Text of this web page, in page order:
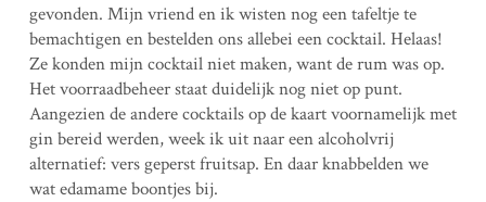
gevonden. Mijn vriend en ik wisten nog een tafeltje te
bemachtigen en bestelden ons allebei een cocktail. Helaas!
Ze konden mijn cocktail niet maken, want de rum was op.
Het voorraadbeheer staat duidelijk nog niet op punt.
Aangezien de andere cocktails op de kaart voornamelijk met
gin bereid werden, week ik uit naar een alcoholvrij
alternatief: vers geperst fruitsap. En daar knabbelden we
wat edamame boontjes bij.